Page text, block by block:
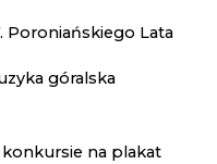
Poroniańskiego Lata
góralska
na plakat